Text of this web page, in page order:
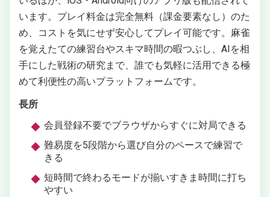
います。プレイ料金は完全無料（課金要素なし）のた
め、コストを気にせず安心してプレイ可能です。麻雀
を覚えたての練習台やスキマ時間の暇つぶし、AIを相
手にした戦術の研究まで、誰でも気軽に活用できる極
めて利便性の高いプラットフォームです。
長所
会員登録不要でブラウザからすぐに対局できる
難易度を5段階から選び自分のペースで練習で
きる
短時間で終わるモードが揃いすきま時間に打ち
やすい